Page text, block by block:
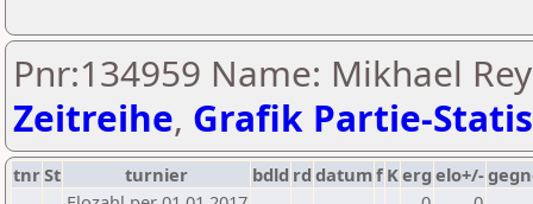
Pnr:134959 Name: Mikhael
Zeitreihe, Grafik Partie-
tnrSt turnier bdld rd datumf Kerg elo+/-